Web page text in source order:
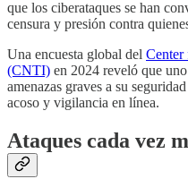
que los ciberataques se han
censura y presión contra
Una encuesta global del
(CNTI) en 2024 reveló que
amenazas graves a su
acoso y vigilancia en línea.
Ataques cada vez